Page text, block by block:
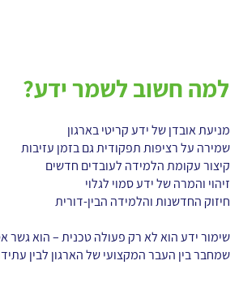
למה חשוב לשמר ידע?
מניעת אובדן של ידע קריטי בארגון
שמירה על רציפות תפקודית גם בזמן עזיבות
קיצור עקומת הלמידה לעובדים חדשים
זיהוי והמרה של ידע סמוי לגלוי
חיזוק החדשנות והלמידה הבין-דורית
שימור ידע הוא לא רק פעולה טכנית – הוא גשר
שמחבר בין העבר המקצועי של הארגון לבין